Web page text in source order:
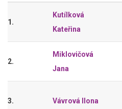
1.
Kutílková
Kateřina
2.
Miklovičová
Jana
3. Vávrová Ilona